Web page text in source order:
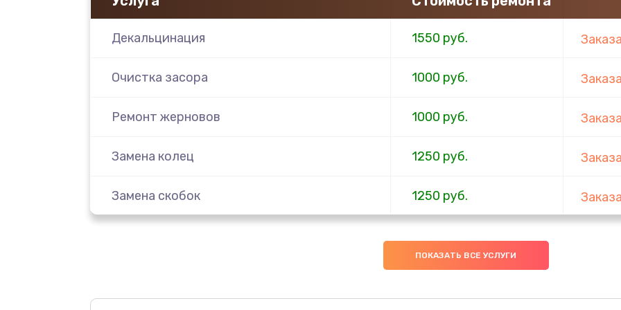
Декальцинация 1550 руб.
Очистка засора 1000 руб.
Ремонт жерновов 1000 руб.
Замена колец 1250 руб.
Замена скобок 1250 руб.
1250 руб.
ПОКАЗАТЬ ВСЕ УСЛУГИ